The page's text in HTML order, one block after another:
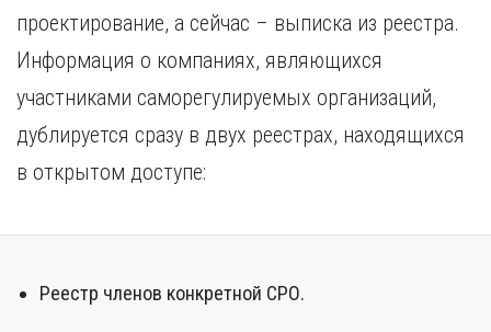
проектирование, а сейчас – выписка из реестра.
Информация о компаниях, являющихся
участниками саморегулируемых организаций,
дублируется сразу в двух реестрах, находящихся
в открытом доступе:
Реестр членов конкретной СРО.